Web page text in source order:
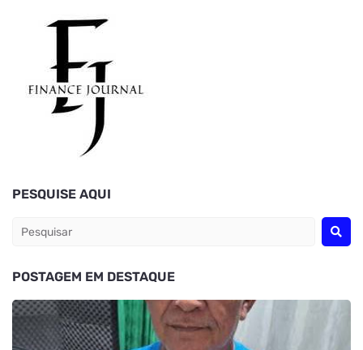
PESQUISE AQUI
POSTAGEM EM DESTAQUE